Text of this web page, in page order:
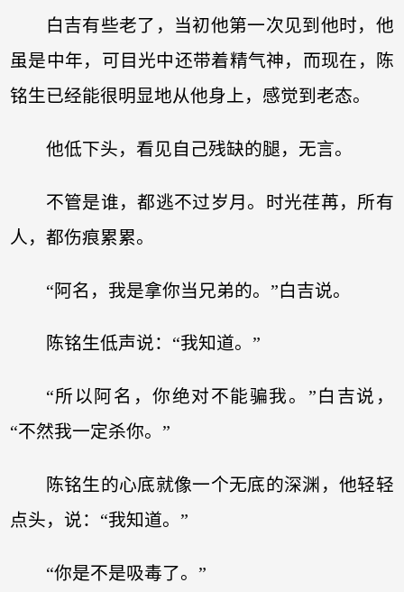
白吉有些老了，当初他第一次见到他时，他
虽是中年，可目光中还带着精气神，而现在，陈
铭生已经能很明显地从他身上，感觉到老态。
他低下头，看见自己残缺的腿，无言。
不管是谁，都逃不过岁月。时光荏苒，所有
人，都伤痕累累。
“阿名，我是拿你当兄弟的。”白吉说。
陈铭生低声说：“我知道。”
“所以阿名，你绝对不能骗我。”白吉说，
“不然我一定杀你。”
陈铭生的心底就像一个无底的深渊，他轻轻
点头，说：“我知道。”
“你是不是吸毒了。”